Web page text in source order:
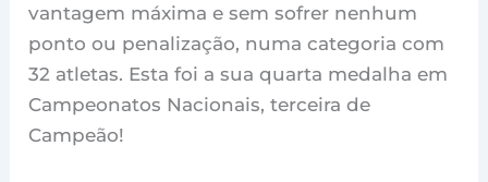
vantagem máxima e sem sofrer nenhum
ponto ou penalização, numa categoria com
32 atletas. Esta foi a sua quarta medalha em
Campeonatos Nacionais, terceira de
Campeão!